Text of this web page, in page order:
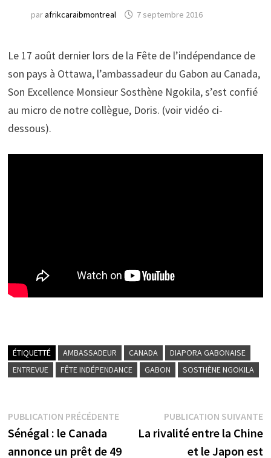
parafrikcaraibmontreal 7 septembre 2016
Le 17 août dernier lors de la Fête de l’indépendance de
son pays à Ottawa, l’ambassadeur du Gabon au Canada,
Son Excellence Monsieur Sosthène Ngokila, s’est confié
au micro de notre collègue, Doris. (voir vidéo ci-
dessous).
ÉTIQUETTÉ AMBASSADEUR CANADA
DIAPORA GABONAISE
ENTREVUE
FÊTE INDÉPENDANCE GABON SOSTHÈNE NGOKILA
Navigation
de
PUBLICATION PRÉCÉDENTEPublication
précédente :
Sénégal : le Canada
annonce un prêt de 49
PUBLICATION SUIVANTE
La rivalité entre la Chine
et le Japon est